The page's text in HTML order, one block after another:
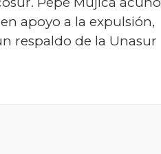
apoyo a la expulsión,
respaldo de la Unasur